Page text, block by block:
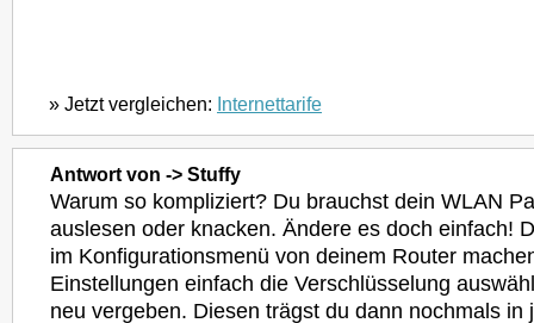
» Jetzt vergleichen: Internettarife
Antwort von -> Stuffy
Warum so kompliziert? Du brauchst dein WLAN
auslesen oder knacken. Ändere es doch einfach!
im Konfigurationsmenü von deinem Router
Einstellungen einfach die Verschlüsselung
neu vergeben. Diesen trägst du dann nochmals in